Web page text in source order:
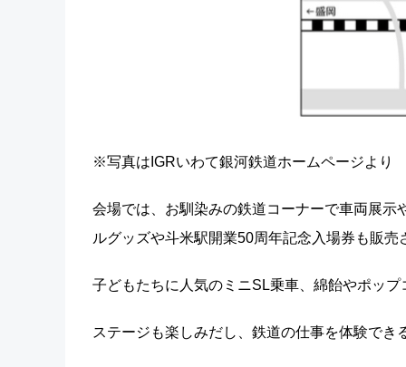
※写真はIGRいわて銀河鉄道ホームページより
会場では、お馴染みの鉄道コーナーで車両展
ルグッズや斗米駅開業50周年記念入場券も販売
子どもたちに人気のミニSL乗車、綿飴やポッ
ステージも楽しみだし、鉄道の仕事を体験でき